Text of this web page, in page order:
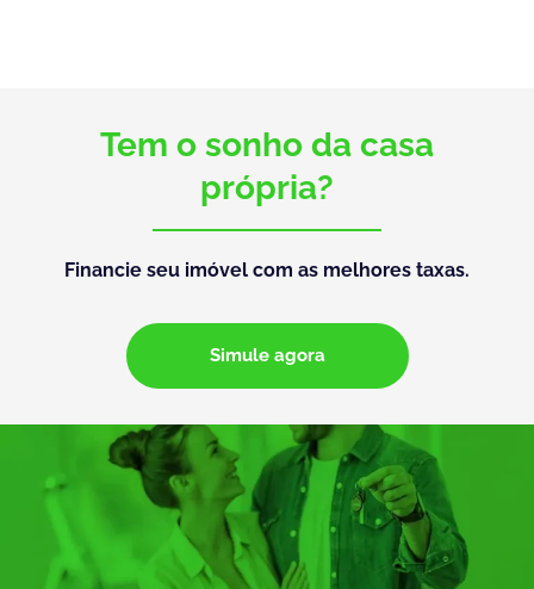
Tem o sonho da casa
própria?
Financie seu imóvel com as melhores taxas.
Simule agora